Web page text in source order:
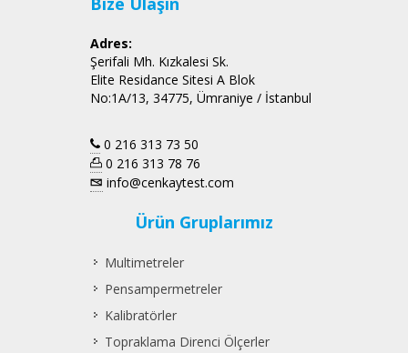
Adres:
Şerifali Mh. Kızkalesi Sk.
Elite Residance Sitesi A Blok
No:1A/13, 34775, Ümraniye / İstanbul
0 216 313 73 50
0 216 313 78 76
info@cenkaytest.com
Ürün Gruplarımız
Multimetreler
Pensampermetreler
Kalibratörler
Topraklama Direnci Ölçerler